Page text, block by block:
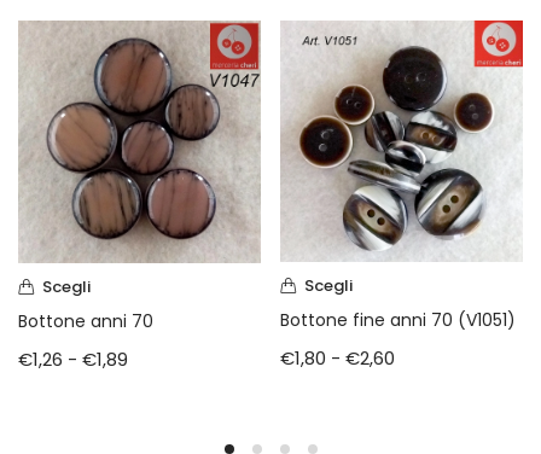
Scegli
Bottone anni 70
€1,26 - €1,89
Scegli
Bottone fine anni 70 (V1051)
€1,80 - €2,60